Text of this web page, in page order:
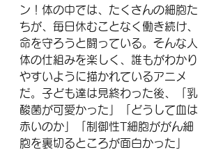
ン！体の中では、たくさんの細胞た
ちが、毎日休むことなく働き続け、
命を守ろうと闘っている。そんな人
体の仕組みを楽しく、誰もがわかり
やすいように描かれているアニメ
だ。子ども達は見終わった後、「乳
酸菌が可愛かった」「どうして血は
赤いのか」「制御性T細胞ががん細
胞を裏切るところが面白かった」